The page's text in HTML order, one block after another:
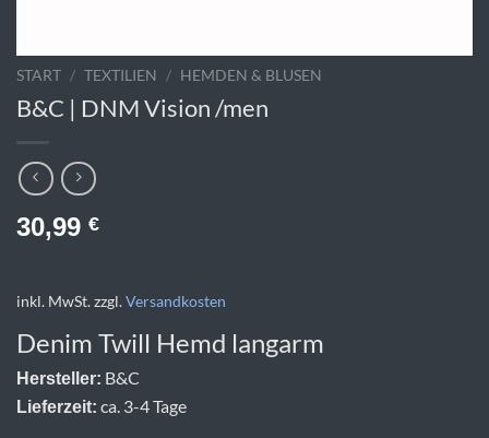
START / TEXTILIEN / HEMDEN & BLUSEN
B&C | DNM Vision /men
30,99 €
inkl. MwSt.zzgl.Versandkosten
Denim Twill Hemd langarm
Hersteller: B&C
Lieferzeit: ca. 3-4 Tage